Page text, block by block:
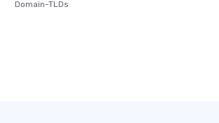
Domain-TLDs